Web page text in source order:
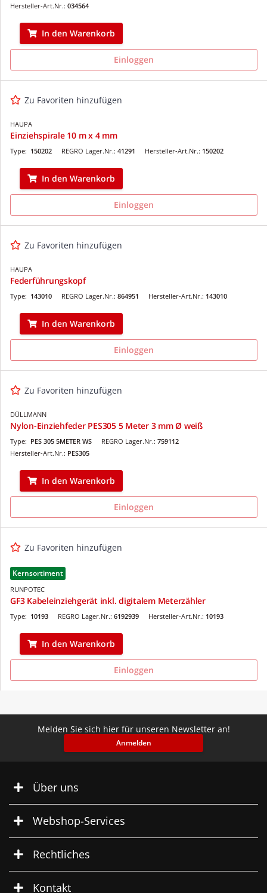
Hersteller-Art.Nr.: 034564
In den Warenkorb
Einloggen
Zu Favoriten hinzufügen
HAUPA
Einziehspirale 10 m x 4 mm
REGRO Lager.Nr.: 41291
Type: 150202 Hersteller-Art.Nr.: 150202
In den Warenkorb
Einloggen
Zu Favoriten hinzufügen
HAUPA
Federführungskopf
REGRO Lager.Nr.: 864951
Type: 143010 Hersteller-Art.Nr.: 143010
In den Warenkorb
Einloggen
Zu Favoriten hinzufügen
DÜLLMANN
Nylon-Einziehfeder PES305 5 Meter 3 mm Ø weiß
REGRO Lager.Nr.: 759112
Type: PES 305 5METER WS
Hersteller-Art.Nr.: PES305
In den Warenkorb
Einloggen
Zu Favoriten hinzufügen
Kernsortiment
RUNPOTEC
GF3 Kabeleinziehgerät inkl. digitalem Meterzähler
REGRO Lager.Nr.: 6192939
Type: 10193 Hersteller-Art.Nr.: 10193
In den Warenkorb
Einloggen
Melden Sie sich hier für unseren Newsletter an!
Anmelden
Über uns
Webshop-Services
Rechtliches
Kontakt